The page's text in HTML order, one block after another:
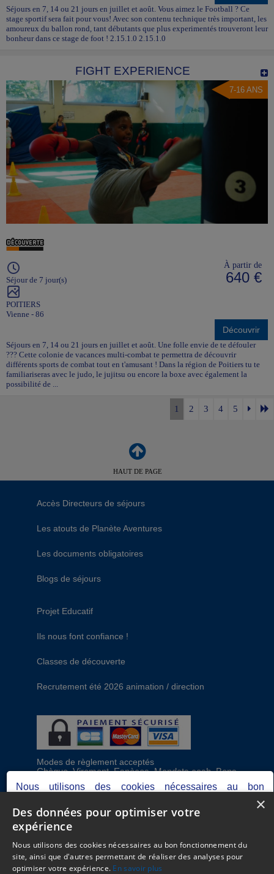
Séjours en 7, 14 ou 21 jours en juillet et août. Vous aimez le Football ? Ce
stage sportif sera fait pour vous! Avec son contenu technique très important, les
amoureux du ballon rond, tant débutants que plus experimentés trouveront leur
bonheur dans ce stage de foot ! 2.15.1.0 2.15.1.0
FIGHT EXPERIENCE
7-16 ANS
Séjour de 7 jour(s)
POITIERS
Vienne - 86
À partir de
640 €
Découvrir
Séjours en 7, 14 ou 21 jours en juillet et août. Une folle envie de te défouler
??? Cette colonie de vacances multi-combat te permettra de découvrir
différents sports de combat tout en t'amusant ! Dans la région de Poitiers tu te
familiariseras avec le judo, le jujitsu ou encore la boxe avec également la
possibilité de ...
1 2 3 4 5
HAUT DE PAGE
Accès Directeurs de séjours
Les atouts de Planète Aventures
Les documents obligatoires
Blogs de séjours
Projet Educatif
Ils nous font confiance !
Classes de découverte
Recrutement été 2026 animation / direction
Modes de règlement acceptés
Chèque, Virement, Espèces, Mandats cash, Bons
CAF, Conseil général, Chèques vacances, Carte
bancaire, Prise en charge reçu sans règlement,
Mentions Légales
Plan du site
Nous utilisons des cookies nécessaires au bon
fonctionnement du site, ainsi que d'autres permettant de
réaliser des analyses pour optimiser votre expérience.
Votre consentement peut être retiré à tout moment.
Consultez notre politique de protection des données
personnelles dans nosmentions légales.
×
Des données pour optimiser votre
expérience
Nous utilisons des cookies nécessaires au bon fonctionnement du
site, ainsi que d'autres permettant de réaliser des analyses pour
optimiser votre expérience. En savoir plus